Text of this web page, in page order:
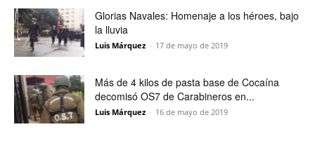
Glorias Navales: Homenaje a los héroes, bajo
la lluvia
Luis Márquez - 17 de mayo de 2019
Más de 4 kilos de pasta base de Cocaína
decomisó OS7 de Carabineros en...
Luis Márquez - 16 de mayo de 2019